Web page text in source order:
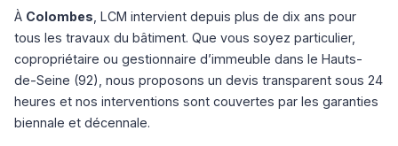
À Colombes , LCM intervient depuis plus de dix ans pour
tous les travaux du bâtiment. Que vous soyez particulier,
copropriétaire ou gestionnaire d’immeuble dans le Hauts-
de-Seine (92), nous proposons un devis transparent sous 24
heures et nos interventions sont couvertes par les garanties
biennale et décennale.